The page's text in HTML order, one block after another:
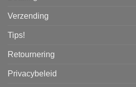
Verzending
Tips!
Retournering
Privacybeleid